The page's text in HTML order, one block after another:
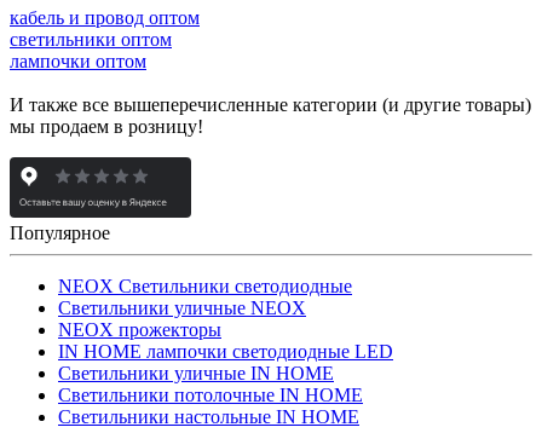
кабель и провод оптом
светильники оптом
лампочки оптом
И также все вышеперечисленные категории (и другие товары)
мы продаем в розницу!
Популярное
NEOX Светильники светодиодные
Светильники уличные NEOX
NEOX прожекторы
IN HOME лампочки светодиодные LED
Светильники уличные IN HOME
Светильники потолочные IN HOME
Светильники настольные IN HOME